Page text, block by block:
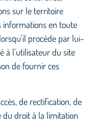
sur le territoire
informations en toute
procède par lui-
à l'utilisateur du site
de fournir ces
de rectification, de
du droit à la limitation